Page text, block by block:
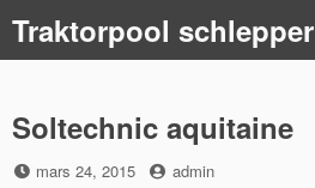
content
Traktorpool schlepper
Soltechnic aquitaine
Posted
mars 24, 2015 by
admin